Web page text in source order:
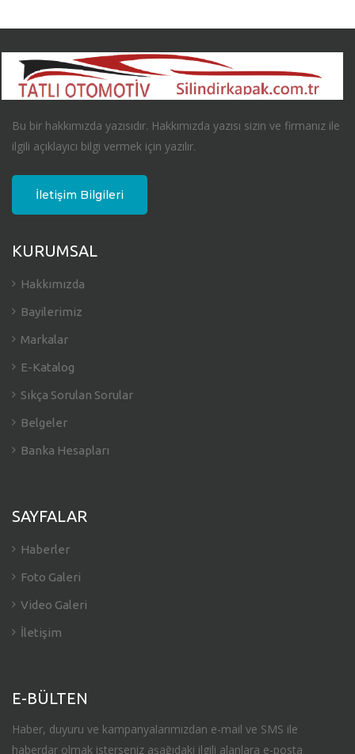
Bu bir hakkımızda yazısıdır. Hakkımızda yazısı sizin ve firmanız ile
ilgili açıklayıcı bilgi vermek için yazılır.
İletişim Bilgileri
KURUMSAL
Hakkımızda
Bayilerimiz
Markalar
E-Katalog
Sıkça Sorulan Sorular
Belgeler
Banka Hesapları
SAYFALAR
Haberler
Foto Galeri
Video Galeri
İletişim
E-BÜLTEN
Haber, duyuru ve kampanyalarımızdan e-mail ve SMS ile
haberdar olmak isterseniz aşağıdaki ilgili alanlara e-posta